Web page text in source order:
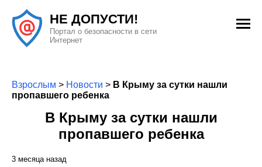
НЕ ДОПУСТИ!
Портал о безопасности в сети
Интернет
Взрослым > Новости > В Крыму за сутки нашли
пропавшего ребенка
В Крыму за сутки нашли
пропавшего ребенка
3 месяца назад